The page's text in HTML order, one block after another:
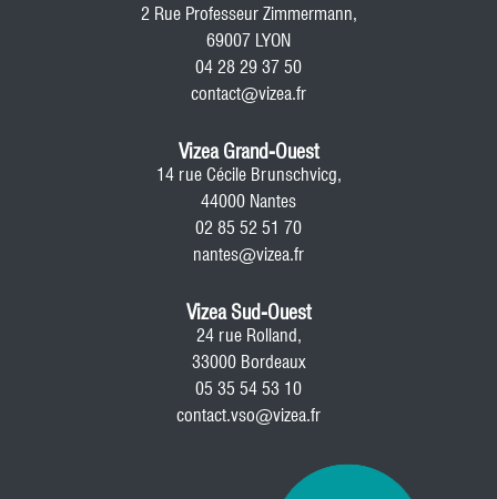
2 Rue Professeur Zimmermann,
69007 LYON
04 28 29 37 50
contact@vizea.fr
Vizea Grand-Ouest
14 rue Cécile Brunschvicg,
44000 Nantes
02 85 52 51 70
nantes@vizea.fr
Vizea Sud-Ouest
24 rue Rolland,
33000 Bordeaux
05 35 54 53 10
contact.vso@vizea.fr